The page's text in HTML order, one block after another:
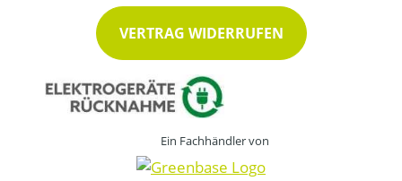
VERTRAG WIDERRUFEN
Ein Fachhändler von